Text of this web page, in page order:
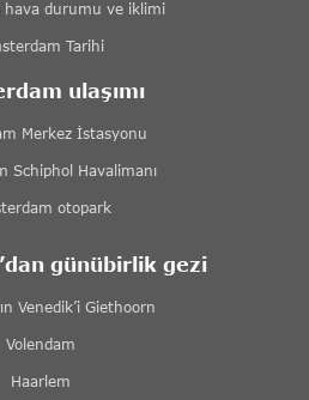
hava durumu ve iklimi
Tarihi
ulaşımı
Merkez İstasyonu
Schiphol Havalimanı
otopark
günübirlik gezi
Venedik’i Giethoorn
Volendam
Haarlem